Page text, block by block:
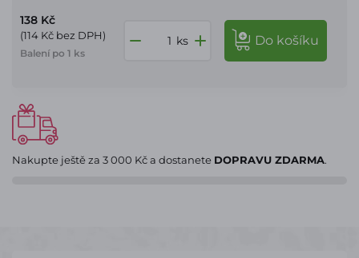
138 Kč
(114 Kč bez DPH)
Balení po 1 ks
ks do košíku
Nakupte ještě za 3 000 Kča dostanete DOPRAVU ZDARMA.